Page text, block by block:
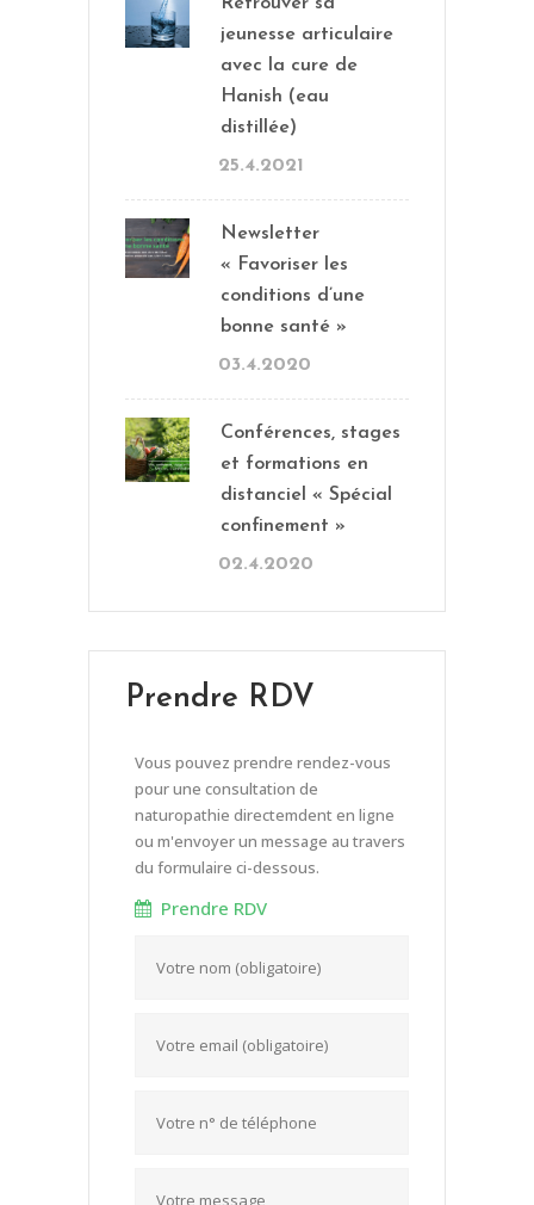
jeunesse articulaire
avec la cure de
Hanish (eau
distillée)
25.4.2021
Newsletter
« Favoriser les
conditions d’une
bonne santé »
03.4.2020
Conférences, stages
et formations en
distanciel « Spécial
confinement »
02.4.2020
Prendre RDV
Vous pouvez prendre rendez-vous
pour une consultation de
naturopathie directemdent en ligne
ou m'envoyer un message au travers
du formulaire ci-dessous.
Prendre RDV